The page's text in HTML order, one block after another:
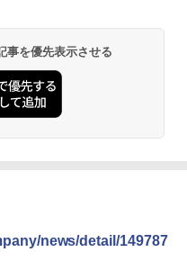
ントリー ウイスキー ハ
量
メン とんこつ味 35g×15個
タント アウトドアにも ロ
ック 大人買い おやつカン
め 78g×12個
水蒸気 オーブンレンジ 23
ック RE-WF232-B シンプ
クト 一人暮らし 二人暮ら
絶対湿度）センサー ノン
ースト スチームあたため
ムオーブンレンジ 省エネ
事を優先表示させる
news/detail/149787